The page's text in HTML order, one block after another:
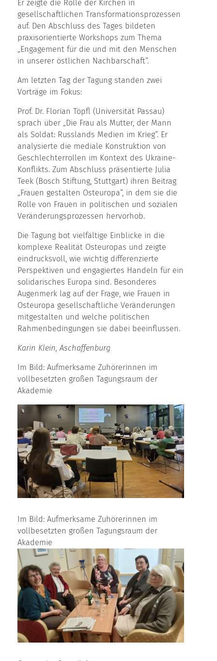
Er zeigte die Rolle der Kirchen in
gesellschaftlichen Transformationsprozessen
auf. Den Abschluss des Tages bildeten
praxisorientierte Workshops zum Thema
„Engagement für die und mit den Menschen
in unserer östlichen Nachbarschaft“.
Am letzten Tag der Tagung standen zwei
Vorträge im Fokus:
Prof. Dr. Florian Töpfl (Universität Passau)
sprach über „Die Frau als Mutter, der Mann
als Soldat: Russlands Medien im Krieg“. Er
analysierte die mediale Konstruktion von
Geschlechterrollen im Kontext des Ukraine-
Konflikts. Zum Abschluss präsentierte Julia
Teek (Bosch Stiftung, Stuttgart) ihren Beitrag
„Frauen gestalten Osteuropa“, in dem sie die
Rolle von Frauen in politischen und sozialen
Veränderungsprozessen hervorhob.
Die Tagung bot vielfältige Einblicke in die
komplexe Realität Osteuropas und zeigte
eindrucksvoll, wie wichtig differenzierte
Perspektiven und engagiertes Handeln für ein
solidarisches Europa sind. Besonderes
Augenmerk lag auf der Frage, wie Frauen in
Osteuropa gesellschaftliche Veränderungen
mitgestalten und welche politischen
Rahmenbedingungen sie dabei beeinflussen.
Karin Klein, Aschaffenburg
Im Bild: Aufmerksame Zuhörerinnen im
vollbesetzten großen Tagungsraum der
Akademie
Im Bild: Aufmerksame Zuhörerinnen im
vollbesetzten großen Tagungsraum der
Akademie